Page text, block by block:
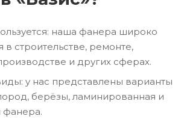
наша фанера широко
в строительстве, ремонте,
и других сферах.
у нас представлены варианты
берёзы, ламинированная и
фанера.